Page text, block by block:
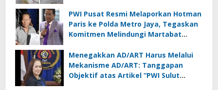
PWI Pusat Resmi Melaporkan Hotman
Paris ke Polda Metro Jaya, Tegaskan
Komitmen Melindungi Martabat
Menegakkan AD/ART Harus Melalui
Mekanisme AD/ART: Tanggapan
Objektif atas Artikel “PWI Sulut